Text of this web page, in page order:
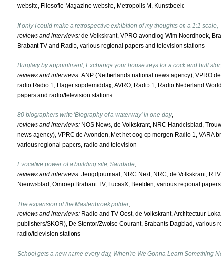
website, Filosofie Magazine website, Metropolis M, Kunstbeeld
If only I could make a retrospective exhibition of my thoughts on a 1:1 scale,
reviews and interviews: de Volkskrant, VPRO avondlog Wim Noordhoek,
Brabant TV and Radio, various regional papers and television stations
Burglary by appointment, Exchange your house keys for a cock and bull
reviews and interviews: ANP (Netherlands national news agency), VPRO
radio Radio 1, Hagensopdemiddag, AVRO, Radio 1, Radio Nederland
papers and radio/television stations
80 biographers write 'Biography of a waterway' in one day,
reviews and interviews: NOS News, de Volkskrant, NRC Handelsblad,
news agency), VPRO de Avonden, Met het oog op morgen Radio 1, VARA
various regional papers, radio and television
Evocative power of a building site, Saudade,
reviews and interviews: Jeugdjournaal, NRC Next, NRC, de Volkskrant,
Nieuwsblad, Omroep Brabant TV, LucasX, Beelden, various regional
The expansion of the Mastenbroek polder,
reviews and interviews: Radio and TV Oost, de Volkskrant, Architectuur
publishers/SKOR), De Stentor/Zwolse Courant, Brabants Dagblad, various
radio/television stations
School gets a new name every day, When're We Gonna Learn Something